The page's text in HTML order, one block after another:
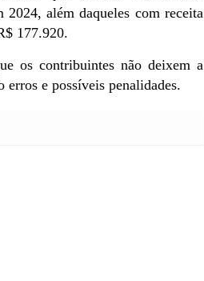
além daqueles com receita
177.920.
os contribuintes não deixem a
e possíveis penalidades.